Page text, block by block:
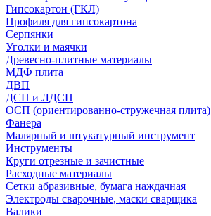
Гипсокартон (ГКЛ)
Профиля для гипсокартона
Серпянки
Уголки и маячки
Древесно-плитные материалы
МДФ плита
ДВП
ДСП и ЛДСП
ОСП (ориентированно-стружечная плита)
Фанера
Малярный и штукатурный инструмент
Инструменты
Круги отрезные и зачистные
Расходные материалы
Сетки абразивные, бумага наждачная
Электроды сварочные, маски сварщика
Валики